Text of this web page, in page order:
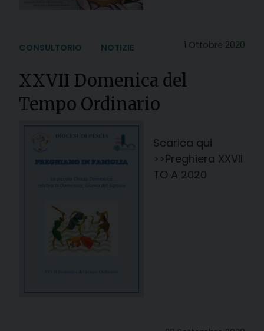
1 Ottobre 2020
CONSULTORIO NOTIZIE
XXVII Domenica del
Tempo Ordinario
Scarica qui
>>Preghiera XXVII
TO A 2020